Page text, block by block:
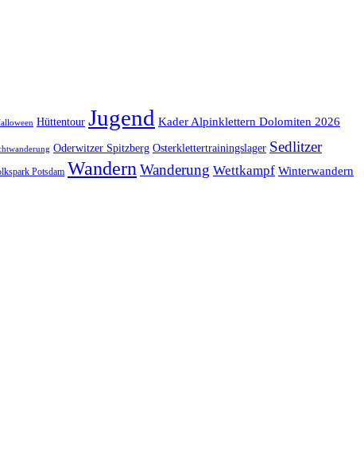
Hüttentour Jugend Kader Alpinklettern Dolomiten 2026
Oderwitzer Spitzberg Osterklettertrainingslager Sedlitzer
Potsdam Wandern Wanderung Wettkampf Winterwandern